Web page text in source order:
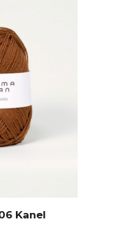
Kanel